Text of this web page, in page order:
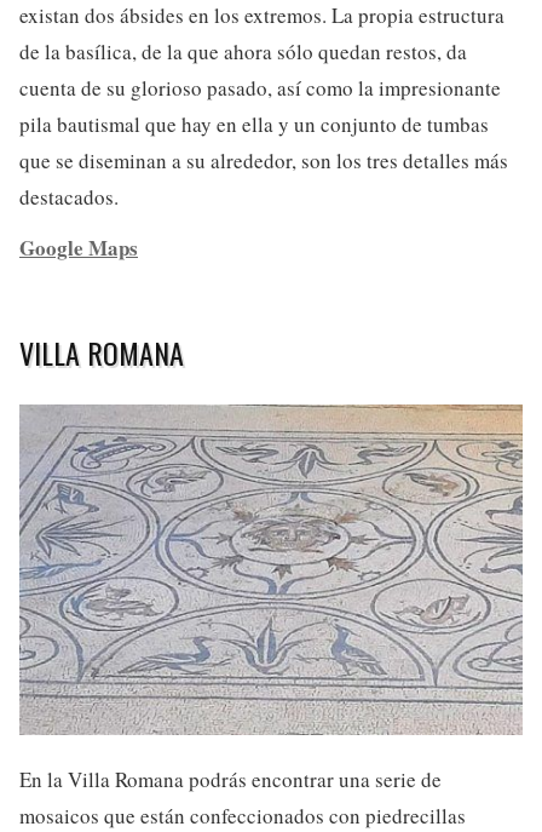
existan dos ábsides en los extremos. La propia estructura
de la basílica, de la que ahora sólo quedan restos, da
cuenta de su glorioso pasado, así como la impresionante
pila bautismal que hay en ella y un conjunto de tumbas
que se diseminan a su alrededor, son los tres detalles más
destacados.
Google Maps
VILLA ROMANA
En la Villa Romana podrás encontrar una serie de
mosaicos que están confeccionados con piedrecillas